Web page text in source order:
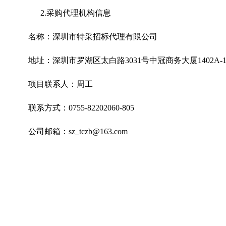
2.采购代理机构信息
名称：深圳市特采招标代理有限公司
地址：深圳市罗湖区太白路3031号中冠商务大厦1402A-
项目联系人：周工
联系方式：0755-82202060-805
公司邮箱：sz_tczb@163.com